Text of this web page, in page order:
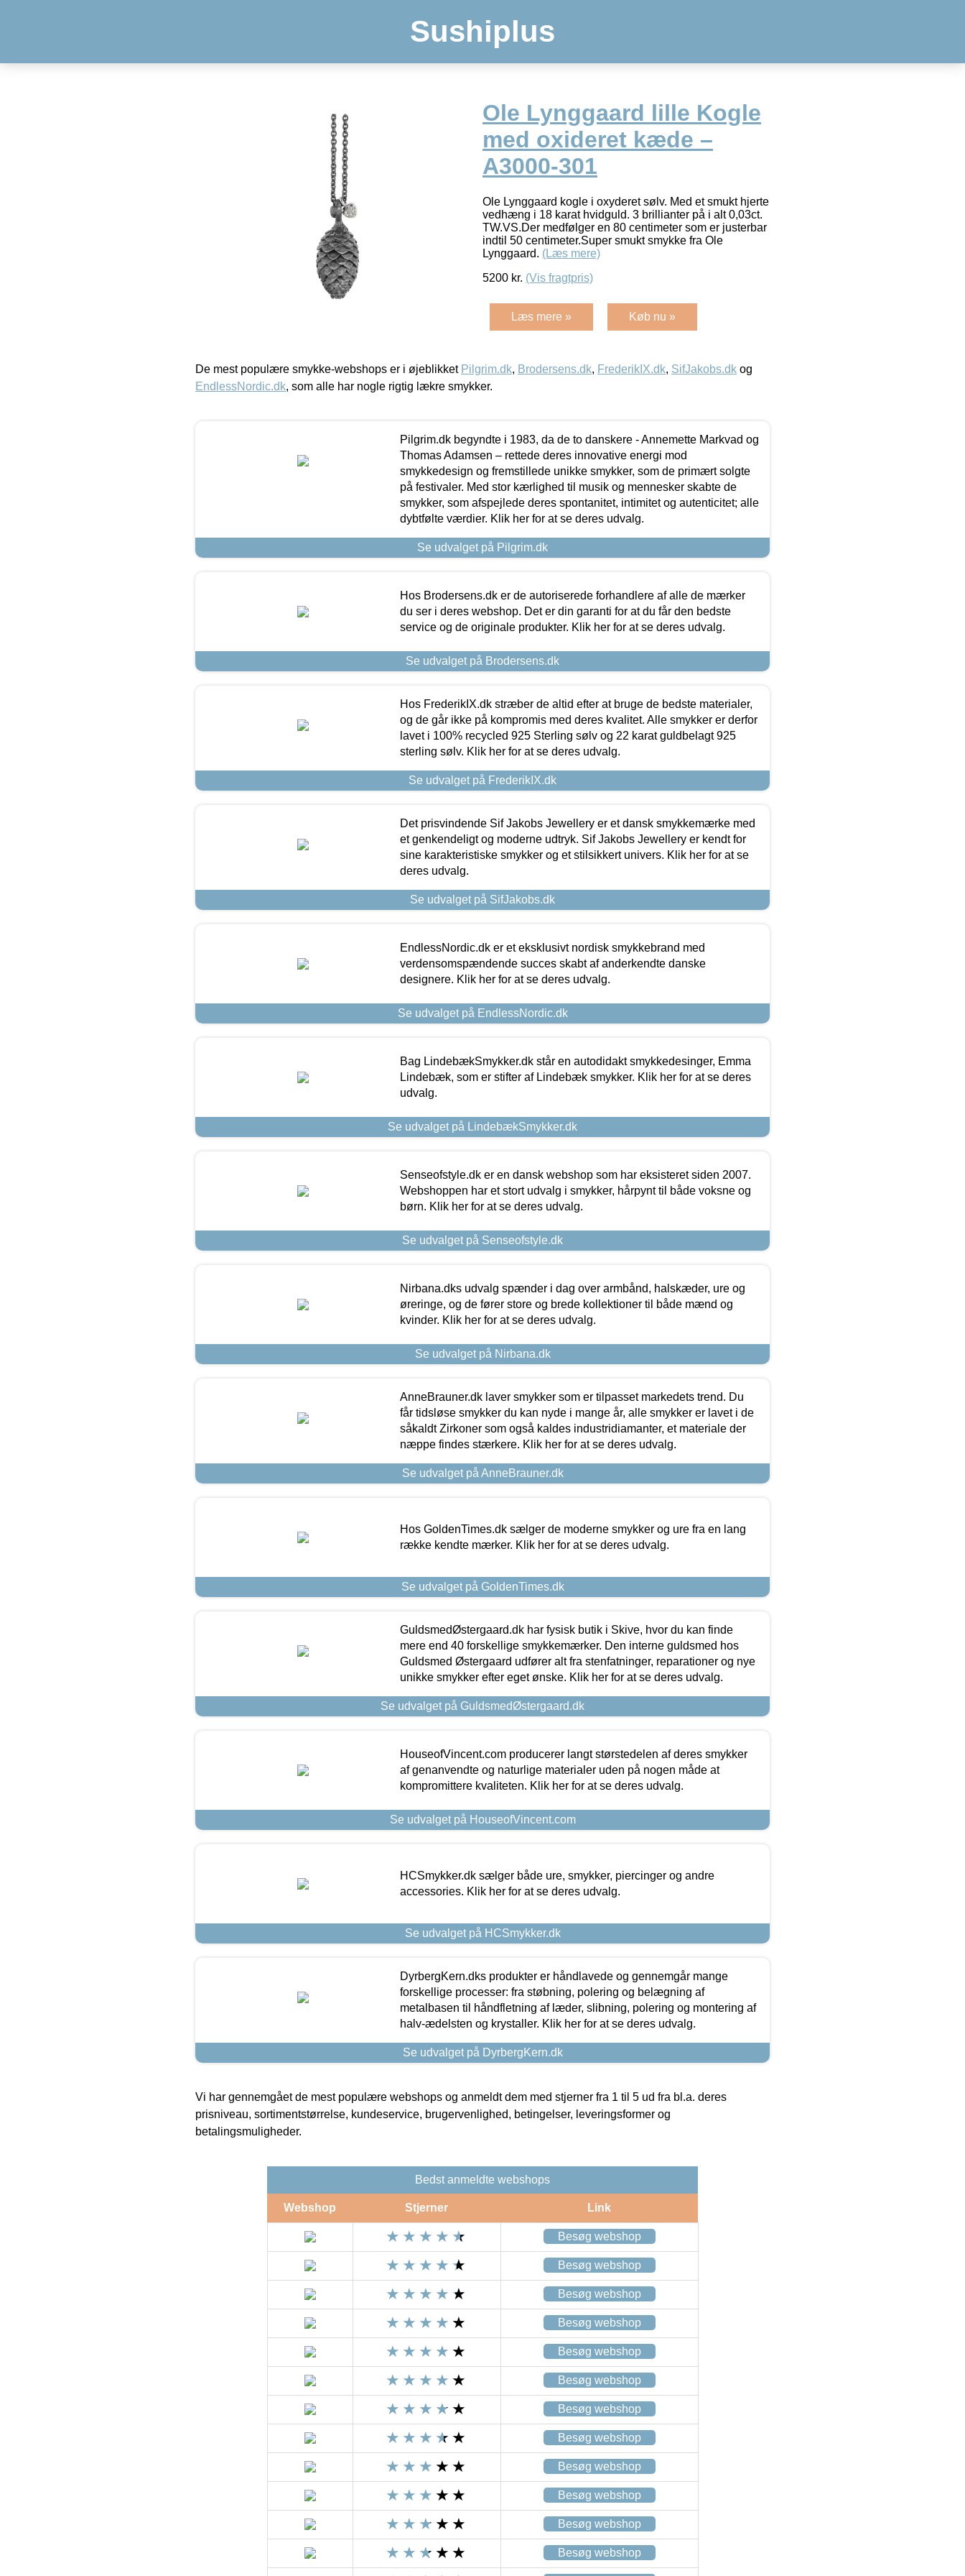
Sushiplus
Ole Lynggaard lille Kogle
med oxideret kæde –
A3000-301
Ole Lynggaard kogle i oxyderet sølv. Med et smukt hjerte
vedhæng i 18 karat hvidguld. 3 brillianter på i alt 0,03ct.
TW.VS.Der medfølger en 80 centimeter som er justerbar
indtil 50 centimeter.Super smukt smykke fra Ole
Lynggaard. (Læs mere)
5200 kr. (Vis fragtpris)
Læs mere » Køb nu »
De mest populære smykke-webshops er i øjeblikket Pilgrim.dk, Brodersens.dk, FrederikIX.dk, SifJakobs.dk og
EndlessNordic.dk, som alle har nogle rigtig lækre smykker.
Pilgrim.dk begyndte i 1983, da de to danskere - Annemette Markvad og
Thomas Adamsen – rettede deres innovative energi mod
smykkedesign og fremstillede unikke smykker, som de primært solgte
på festivaler. Med stor kærlighed til musik og mennesker skabte de
smykker, som afspejlede deres spontanitet, intimitet og autenticitet; alle
dybtfølte værdier. Klik her for at se deres udvalg.
Se udvalget på Pilgrim.dk
Hos Brodersens.dk er de autoriserede forhandlere af alle de mærker
du ser i deres webshop. Det er din garanti for at du får den bedste
service og de originale produkter. Klik her for at se deres udvalg.
Se udvalget på Brodersens.dk
Hos FrederikIX.dk stræber de altid efter at bruge de bedste materialer,
og de går ikke på kompromis med deres kvalitet. Alle smykker er derfor
lavet i 100% recycled 925 Sterling sølv og 22 karat guldbelagt 925
sterling sølv. Klik her for at se deres udvalg.
Se udvalget på FrederikIX.dk
Det prisvindende Sif Jakobs Jewellery er et dansk smykkemærke med
et genkendeligt og moderne udtryk. Sif Jakobs Jewellery er kendt for
sine karakteristiske smykker og et stilsikkert univers. Klik her for at se
deres udvalg.
Se udvalget på SifJakobs.dk
EndlessNordic.dk er et eksklusivt nordisk smykkebrand med
verdensomspændende succes skabt af anderkendte danske
designere. Klik her for at se deres udvalg.
Se udvalget på EndlessNordic.dk
Bag LindebækSmykker.dk står en autodidakt smykkedesinger, Emma
Lindebæk, som er stifter af Lindebæk smykker. Klik her for at se deres
udvalg.
Se udvalget på LindebækSmykker.dk
Senseofstyle.dk er en dansk webshop som har eksisteret siden 2007.
Webshoppen har et stort udvalg i smykker, hårpynt til både voksne og
børn. Klik her for at se deres udvalg.
Se udvalget på Senseofstyle.dk
Nirbana.dks udvalg spænder i dag over armbånd, halskæder, ure og
øreringe, og de fører store og brede kollektioner til både mænd og
kvinder. Klik her for at se deres udvalg.
Se udvalget på Nirbana.dk
AnneBrauner.dk laver smykker som er tilpasset markedets trend. Du
får tidsløse smykker du kan nyde i mange år, alle smykker er lavet i de
såkaldt Zirkoner som også kaldes industridiamanter, et materiale der
næppe findes stærkere. Klik her for at se deres udvalg.
Se udvalget på AnneBrauner.dk
Hos GoldenTimes.dk sælger de moderne smykker og ure fra en lang
række kendte mærker. Klik her for at se deres udvalg.
Se udvalget på GoldenTimes.dk
GuldsmedØstergaard.dk har fysisk butik i Skive, hvor du kan finde
mere end 40 forskellige smykkemærker. Den interne guldsmed hos
Guldsmed Østergaard udfører alt fra stenfatninger, reparationer og nye
unikke smykker efter eget ønske. Klik her for at se deres udvalg.
Se udvalget på GuldsmedØstergaard.dk
HouseofVincent.com producerer langt størstedelen af deres smykker
af genanvendte og naturlige materialer uden på nogen måde at
kompromittere kvaliteten. Klik her for at se deres udvalg.
Se udvalget på HouseofVincent.com
HCSmykker.dk sælger både ure, smykker, piercinger og andre
accessories. Klik her for at se deres udvalg.
Se udvalget på HCSmykker.dk
DyrbergKern.dks produkter er håndlavede og gennemgår mange
forskellige processer: fra støbning, polering og belægning af
metalbasen til håndfletning af læder, slibning, polering og montering af
halv-ædelsten og krystaller. Klik her for at se deres udvalg.
Se udvalget på DyrbergKern.dk
Vi har gennemgået de mest populære webshops og anmeldt dem med stjerner fra 1 til 5 ud fra bl.a. deres
prisniveau, sortimentstørrelse, kundeservice, brugervenlighed, betingelser, leveringsformer og
betalingsmuligheder.
Bedst anmeldte webshops
Webshop Stjerner Link
Besøg webshop
Besøg webshop
Besøg webshop
Besøg webshop
Besøg webshop
Besøg webshop
Besøg webshop
Besøg webshop
Besøg webshop
Besøg webshop
Besøg webshop
Besøg webshop